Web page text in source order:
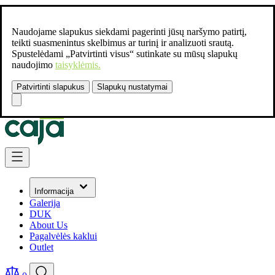
Naudojame slapukus siekdami pagerinti jūsų naršymo patirtį,
teikti suasmenintus skelbimus ar turinį ir analizuoti srautą.
Spustelėdami „Patvirtinti visus“ sutinkate su mūsų slapukų
naudojimo taisyklėmis.
Patvirtinti slapukus Slapukų nustatymai
Susisiekite:
Skip to Content
Informacija
Galerija
DUK
About Us
Pagalvėlės kaklui
Outlet